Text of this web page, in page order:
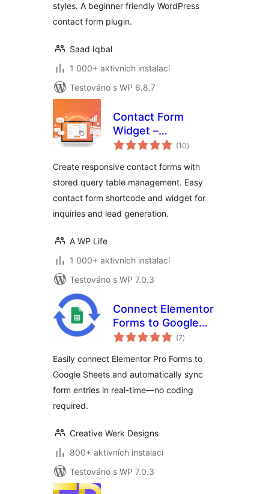
styles. A beginner friendly WordPress
contact form plugin.
Saad Iqbal
1 000+ aktivních instalací
Testováno s WP 6.8.7
Contact Form
Widget –
Responsive
Query Form & Form
Builder
(10celkové
hodnocení
)
Create responsive contact forms with
stored query table management. Easy
contact form shortcode and widget for
inquiries and lead generation.
A WP Life
1 000+ aktivních instalací
Testováno s WP 7.0.3
Connect Elementor
Forms to Google
Sheets Addon
(7celkové
hodnocení
)
Easily connect Elementor Pro Forms to
Google Sheets and automatically sync
form entries in real-time—no coding
required.
Creative Werk Designs
800+ aktivních instalací
Testováno s WP 7.0.3